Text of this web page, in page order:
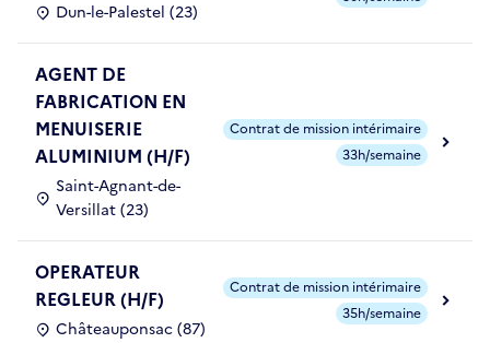
Dun-le-Palestel (23)
AGENT DE
FABRICATION EN
MENUISERIE
ALUMINIUM (H/F)
Saint-Agnant-de-
Versillat (23)
Contrat de mission intérimaire
33h/semaine
OPERATEUR
REGLEUR (H/F)
Châteauponsac (87)
Contrat de mission intérimaire
35h/semaine